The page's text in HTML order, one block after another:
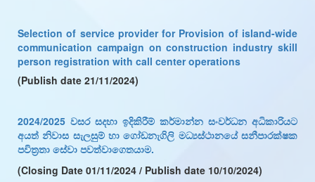
Selection of service provider for Provision of island-wide
communication campaign on construction industry skill
person registration with call center operations
(Publish date 21/11/2024)
2024/2025 වසර සදහා ඉදිකිරීම් කර්මාන්න සංවර්ධන අධිකාරියට
අයත් නිවාස සැලසුම් හා ගෝඩනැගිලි මධ්‍යස්ථානයේ සනීපාරක්ෂක
පවිත්‍රතා සේවා පවත්වාගෙතයාම.
(Closing Date 01/11/2024 / Publish date 10/10/2024)